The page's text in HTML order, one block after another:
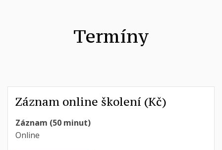
Termíny
Záznam online školení (Kč)
Záznam (50 minut)
Online